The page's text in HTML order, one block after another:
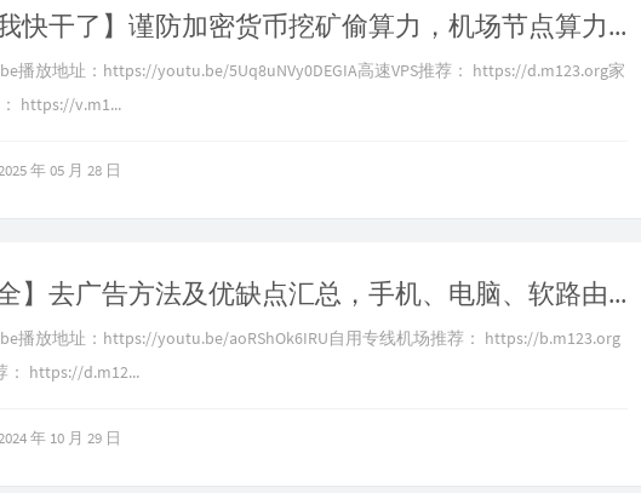
【别抽了我快干了】谨防加密货币挖矿偷算力，机场节点算力劫持实战演示，矿池中转抽水教程，不要再给别人打工了 | 加密货币安全科普
播放地址：https://youtu.be/5Uq8uNVy0DEGIA高速VPS推荐： https://d.m123.org家
https://v.m1...
年 05 月 28 日
【全网最全】去广告方法及优缺点汇总，手机、电脑、软路由各终端去广告，总有一种适合你，dns去广告、host去广告、mitm去广告、浏览器插件去广告，还你一个清爽的互联网世界
播放地址：https://youtu.be/aoRShOk6IRU自用专线机场推荐： https://b.m123.org
： https://d.m12...
年 10 月 29 日